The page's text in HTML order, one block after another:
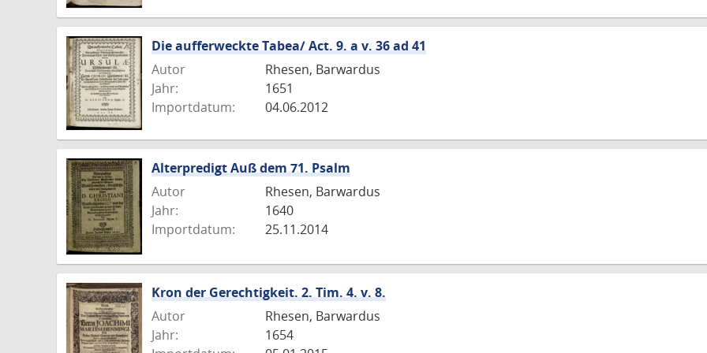
Die aufferweckte Tabea/ Act. 9. a v. 36 ad 41
Autor
Rhesen, Barwardus
Jahr:
1651
Importdatum:
04.06.2012
Alterpredigt Auß dem 71. Psalm
Autor
Rhesen, Barwardus
Jahr:
1640
Importdatum:
25.11.2014
Kron der Gerechtigkeit. 2. Tim. 4. v. 8.
Autor
Rhesen, Barwardus
Jahr:
1654